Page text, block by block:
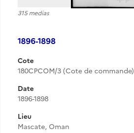
315 medias
1896-1898
Cote
180CPCOM/3 (Cote de commande)
Date
1896-1898
Lieu
Mascate, Oman